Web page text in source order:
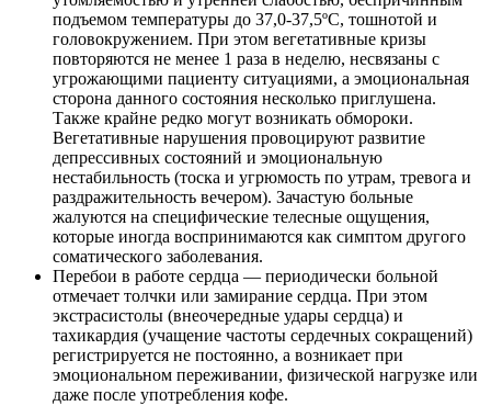
подъемом температуры до 37,0-37,5ºС, тошнотой и
головокружением. При этом вегетативные кризы
повторяются не менее 1 раза в неделю, несвязаны с
угрожающими пациенту ситуациями, а эмоциональная
сторона данного состояния несколько приглушена.
Также крайне редко могут возникать обмороки.
Вегетативные нарушения провоцируют развитие
депрессивных состояний и эмоциональную
нестабильность (тоска и угрюмость по утрам, тревога и
раздражительность вечером). Зачастую больные
жалуются на специфические телесные ощущения,
которые иногда воспринимаются как симптом другого
соматического заболевания.
Перебои в работе сердца — периодически больной
отмечает толчки или замирание сердца. При этом
экстрасистолы (внеочередные удары сердца) и
тахикардия (учащение частоты сердечных сокращений)
регистрируется не постоянно, а возникает при
эмоциональном переживании, физической нагрузке или
даже после употребления кофе.